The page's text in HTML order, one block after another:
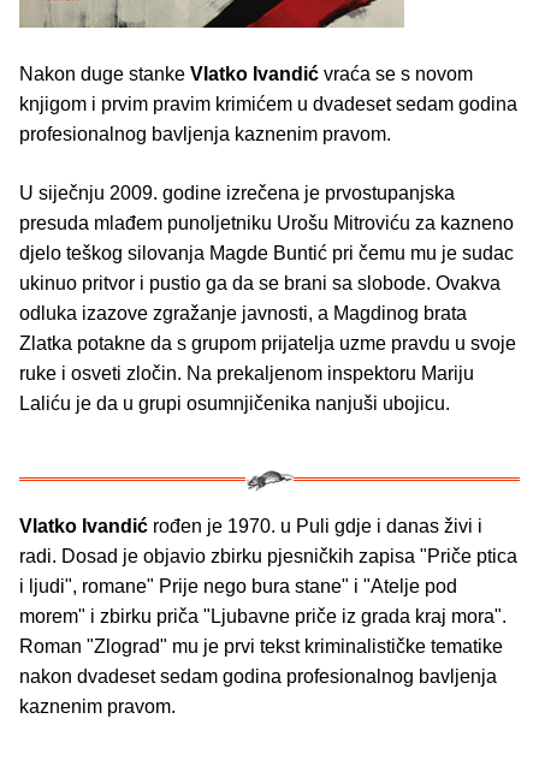
Nakon duge stanke Vlatko Ivandić vraća se s novom
knjigom i prvim pravim krimićem u dvadeset sedam godina
profesionalnog bavljenja kaznenim pravom.
U siječnju 2009. godine izrečena je prvostupanjska
presuda mlađem punoljetniku Urošu Mitroviću za kazneno
djelo teškog silovanja Magde Buntić pri čemu mu je sudac
ukinuo pritvor i pustio ga da se brani sa slobode. Ovakva
odluka izazove zgražanje javnosti, a Magdinog brata
Zlatka potakne da s grupom prijatelja uzme pravdu u svoje
ruke i osveti zločin. Na prekaljenom inspektoru Mariju
Laliću je da u grupi osumnjičenika nanjuši ubojicu.
Vlatko Ivandić rođen je 1970. u Puli gdje i danas živi i
radi. Dosad je objavio zbirku pjesničkih zapisa "Priče ptica
i ljudi", romane" Prije nego bura stane" i "Atelje pod
morem" i zbirku priča "Ljubavne priče iz grada kraj mora".
Roman "Zlograd" mu je prvi tekst kriminalističke tematike
nakon dvadeset sedam godina profesionalnog bavljenja
kaznenim pravom.